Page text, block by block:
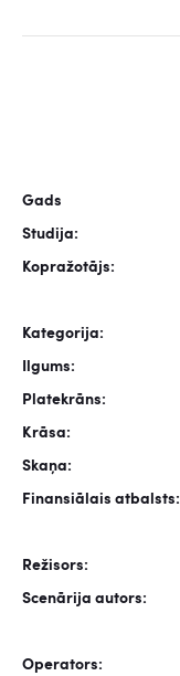
Gads
Studija:
Kopražotājs:
Kategorija:
Ilgums:
Platekrāns:
Krāsa:
Skaņa:
Finansiālais atbalsts:
Režisors:
Scenārija autors:
Operators: